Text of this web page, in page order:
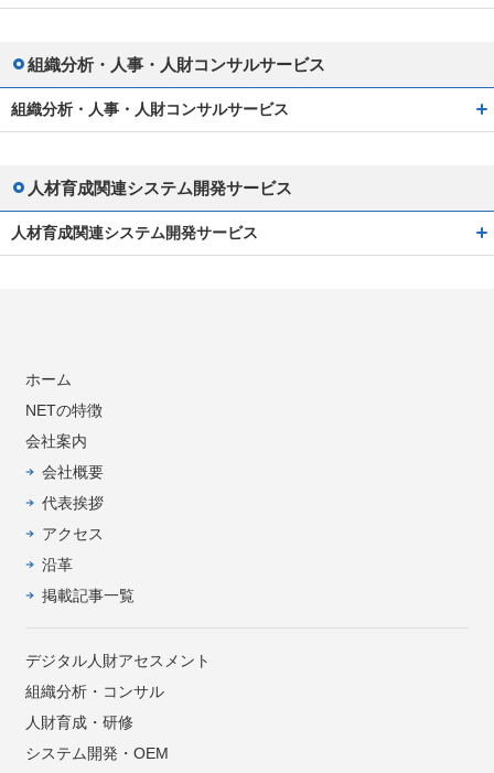
組織分析・人事・人財コンサルサービス
組織分析・人事・人財コンサルサービス
人材育成関連システム開発サービス
人材育成関連システム開発サービス
ホーム
NETの特徴
会社案内
会社概要
代表挨拶
アクセス
沿革
掲載記事一覧
デジタル人財アセスメント
組織分析・コンサル
人財育成・研修
システム開発・OEM